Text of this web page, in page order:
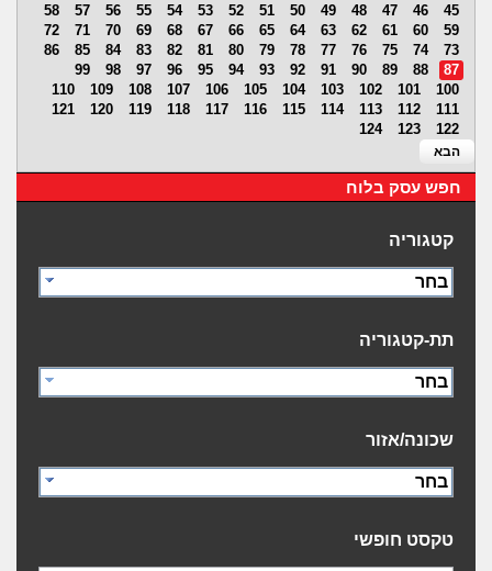
45
46
47
48
49
50
51
52
53
54
55
56
57
58
59
60
61
62
63
64
65
66
67
68
69
70
71
72
73
74
75
76
77
78
79
80
81
82
83
84
85
86
87
88
89
90
91
92
93
94
95
96
97
98
99
100
101
102
103
104
105
106
107
108
109
110
111
112
113
114
115
116
117
118
119
120
121
122
123
124
הבא
חפש עסק בלוח
קטגוריה
בחר
תת-קטגוריה
בחר
שכונה/אזור
בחר
טקסט חופשי